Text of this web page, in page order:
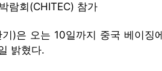
람회(CHITEC) 참가
)은 오는 10일까지 중국 베이
밝혔다.